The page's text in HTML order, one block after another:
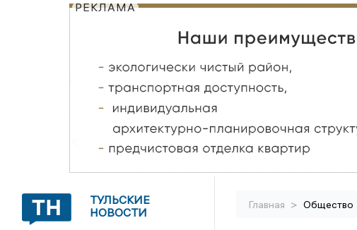
РЕКЛАМА
ТУЛЬСКИЕ
НОВОСТИ
Главная > Общество